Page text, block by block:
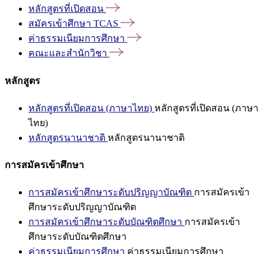
หลักสูตรที่เปิดสอน
สมัครเข้าศึกษา TCAS
ค่าธรรมเนียมการศึกษา
คณะและสำนักวิชา
หลักสูตร
หลักสูตรที่เปิดสอน (ภาษาไทย) หลักสูตรที่เปิดสอน (ภาษา
ไทย)
หลักสูตรนานาชาติ หลักสูตรนานาชาติ
การสมัครเข้าศึกษา
การสมัครเข้าศึกษาระดับปริญญาบัณฑิต การสมัครเข้า
ศึกษาระดับปริญญาบัณฑิต
การสมัครเข้าศึกษาระดับบัณฑิตศึกษา การสมัครเข้า
ศึกษาระดับบัณฑิตศึกษา
ค่าธรรมเนียมการศึกษา ค่าธรรมเนียมการศึกษา